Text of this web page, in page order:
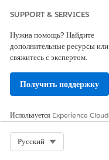
SUPPORT & SERVICES
Нужна помощь? Найдите
дополнительные ресурсы или
свяжитесь с экспертом.
Получить поддержку
Используется Experience Cloud
Русский